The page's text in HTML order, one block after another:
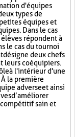
d'équipes
types de
équipes et
Dans le cas
répondent à
le cas du tournoi
désigne deux chefs
leurs coéquipiers.
à l'intérieur d'une
la première
adverse et ainsi
d’améliorer
sain et